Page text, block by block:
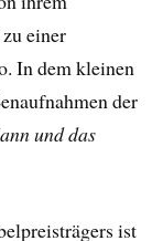
einer
In dem kleinen
der
und das
ist